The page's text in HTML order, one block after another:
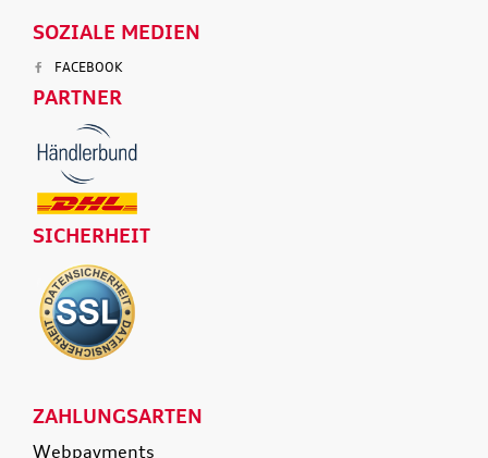
SOZIALE MEDIEN
FACEBOOK
PARTNER
SICHERHEIT
ZAHLUNGSARTEN
Webpayments